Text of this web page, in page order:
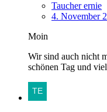
Taucher ernie
4. November
Moin
Wir sind auch nicht
schönen Tag und